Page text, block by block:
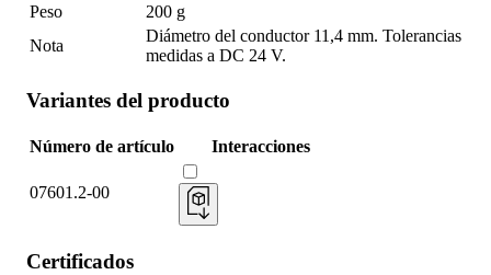
Peso
200 g
Nota
Diámetro del conductor 11,4 mm. Tolerancias
medidas a DC 24 V.
Variantes del producto
Número de artículo Interacciones
07601.2-00
Certificados